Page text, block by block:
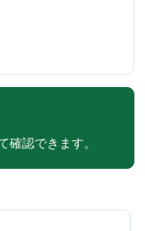
認できます。